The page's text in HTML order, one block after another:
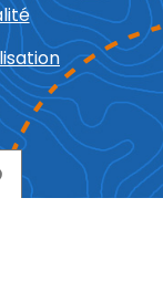
le texte
Changer le